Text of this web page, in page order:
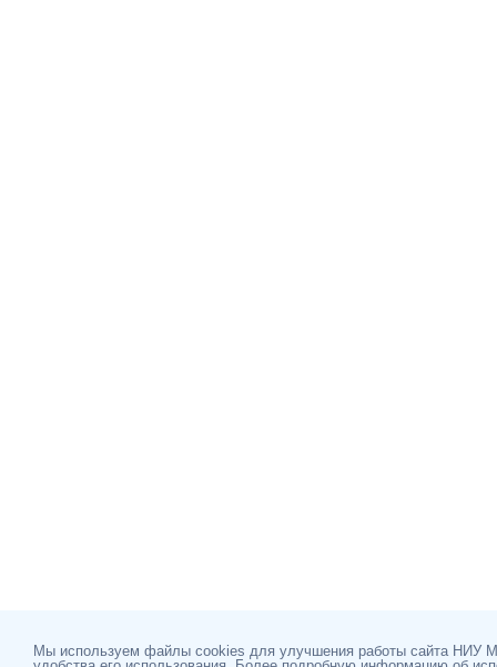
Мы используем файлы cookies для улучшения работы сайта НИУ